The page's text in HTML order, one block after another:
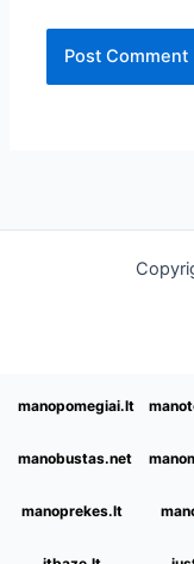
manopomegiai.lt
manobustas.net
manoprekes.lt